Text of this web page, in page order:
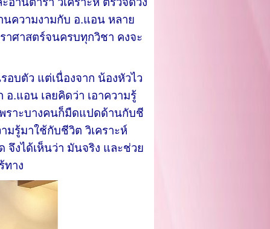
นความงามกับ อ.แอน หลาย
าศาสตร์จนครบทุกวิชา คงจะ
อบตัว แต่เนื่องจาก น้องหัวไว
.แอน เลยคิดว่า เอาความรู้
ราะบางคนก็มืดแปดด้านกับชี
มรู้มาใช้กับชีวิต วิเคราะห์
จึงได้เห็นว่า มันจริง และช่วย
ทาง